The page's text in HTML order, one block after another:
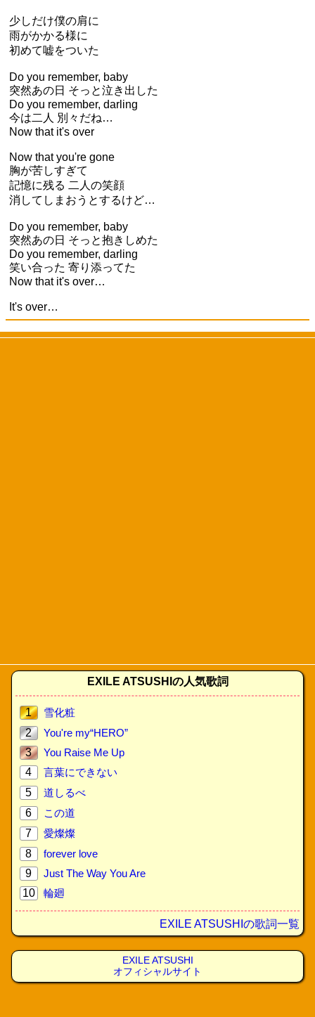
少しだけ僕の肩に
雨がかかる様に
初めて嘘をついた
Do you remember, baby
突然あの日 そっと泣き出した
Do you remember, darling
今は二人 別々だね…
Now that it's over
Now that you're gone
胸が苦しすぎて
記憶に残る 二人の笑顔
消してしまおうとするけど…
Do you remember, baby
突然あの日 そっと抱きしめた
Do you remember, darling
笑い合った 寄り添ってた
Now that it's over…
It's over…
EXILE ATSUSHIの人気歌詞
1
雪化粧
2
You're my“HERO”
3
You Raise Me Up
4
言葉にできない
5
道しるべ
6
この道
7
愛燦燦
8
forever love
9
Just The Way You Are
10
輪廻
EXILE ATSUSHIの歌詞一覧
EXILE ATSUSHI
オフィシャルサイト